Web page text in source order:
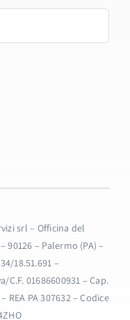
srl – Officina del
90126 – Palermo (PA) –
18.51.691 –
01686600931 – Cap.
REA PA 307632 – Codice